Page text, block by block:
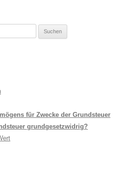
für Zwecke der Grundsteuer
grundgesetzwidrig?